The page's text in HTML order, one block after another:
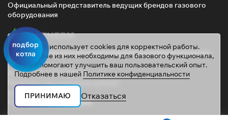
подбор
котла
Официальный представитель ведущих брендов газового
оборудования
© 2026 ТД «ГАЗОВИК»
Политика персональных данных
gazovik55@inbox.ru
Сайт сделали
Mahogany
Этот сайт использует cookies для корректной работы.
Некоторые из них необходимы для базового функционала,
другие помогают улучшить ваш пользовательский опыт.
Подробнее в нашей Политике конфиденциальности
ПРИНИМАЮ Отказаться